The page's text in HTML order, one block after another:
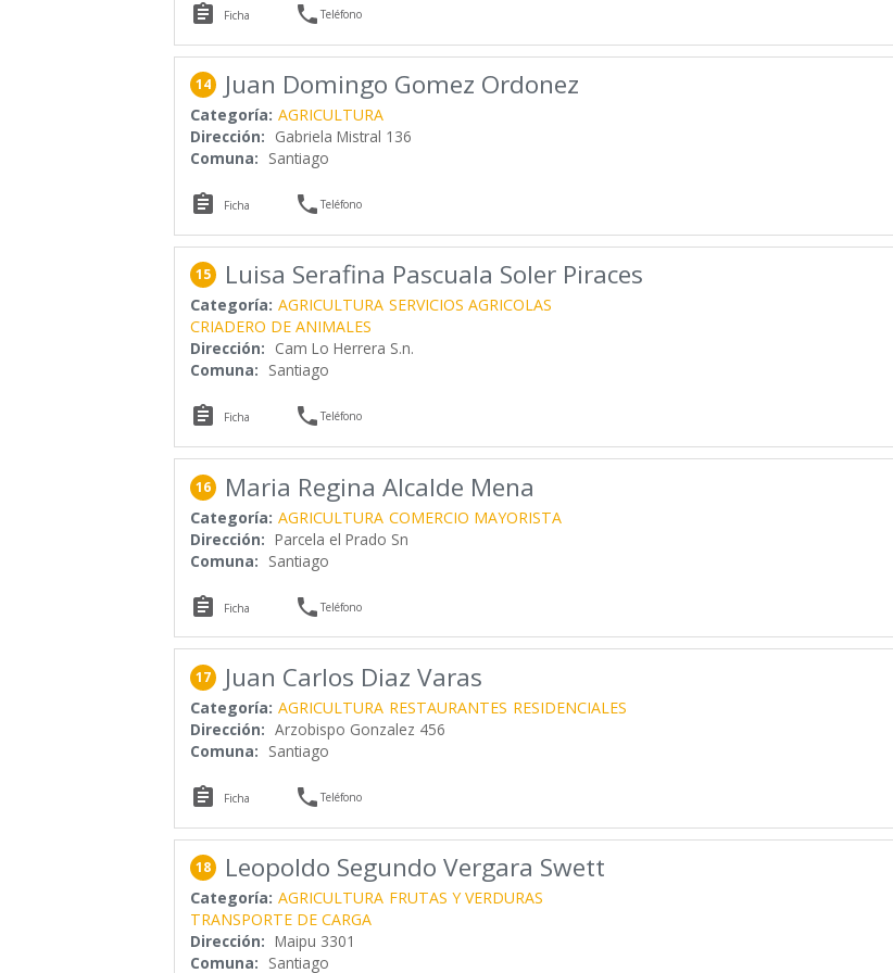
 Ficha Teléfono
14 Juan Domingo Gomez Ordonez
Categoría: AGRICULTURA
Dirección: Gabriela Mistral 136
Comuna: Santiago
 Ficha Teléfono
15 Luisa Serafina Pascuala Soler Piraces
Categoría: AGRICULTURA SERVICIOS AGRICOLAS
CRIADERO DE ANIMALES
Dirección: Cam Lo Herrera S.n.
Comuna: Santiago
 Ficha Teléfono
16 Maria Regina Alcalde Mena
Categoría: AGRICULTURA COMERCIO MAYORISTA
Dirección: Parcela el Prado Sn
Comuna: Santiago
 Ficha Teléfono
17 Juan Carlos Diaz Varas
Categoría: AGRICULTURA RESTAURANTES RESIDENCIALES
Dirección: Arzobispo Gonzalez 456
Comuna: Santiago
 Ficha Teléfono
18 Leopoldo Segundo Vergara Swett
Categoría: AGRICULTURA FRUTAS Y VERDURAS
TRANSPORTE DE CARGA
Dirección: Maipu 3301
Comuna: Santiago